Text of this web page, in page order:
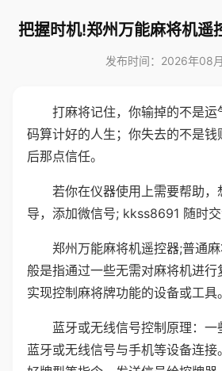
把握时机!郑州万能麻将机遥
发布时间：2026年08
打麻将记住，你输掉的不是
码算计好的人生；你失去的不是
后那点信任。
若你在仪器使用上需要帮助，
导，添加微信号; kkss8691 随时交
郑州万能麻将机遥控器;普通
般是指通过一些无需对麻将机进
实现控制麻将牌功能的设备或工具。
蓝牙或无线信号控制原理：一
蓝牙或无线信号与手机等设备连